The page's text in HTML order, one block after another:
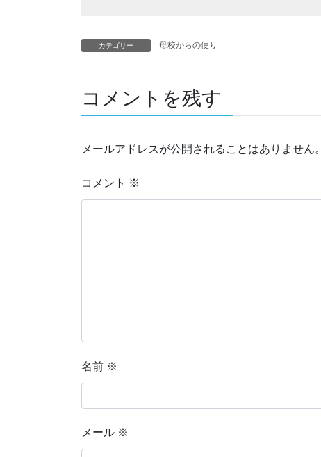
カテゴリー 母校からの便り
コメントを残す
メールアドレスが公開されることはありません。
コメント ※
名前 ※
メール ※